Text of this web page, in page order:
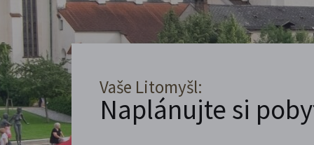
Vaše Litomyšl:
Naplánujte si